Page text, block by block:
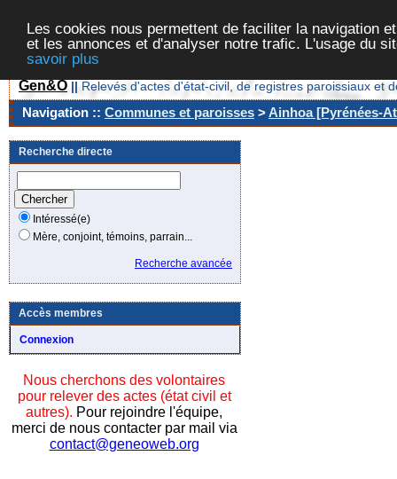
Les cookies nous permettent de faciliter la navigation
et les annonces et d'analyser notre trafic. L'usage du
savoir plus
Gen&O || Relevés d'actes d'état-civil, de registres paroissiaux et
Navigation :: Communes et paroisses >Ainhoa [Pyrénées-
Recherche directe
Intéressé(e)
Mère, conjoint, témoins, parrain...
Recherche avancée
Accès membres
Connexion
Nous cherchons des volontaires
pour relever des actes (état civil et
autres). Pour rejoindre l'équipe,
merci de nous contacter par mail via
contact@geneoweb.org